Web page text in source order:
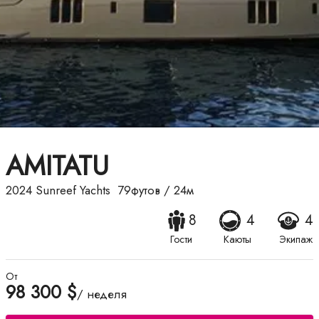
AMITATU
2024 Sunreef Yachts 79футов / 24м
8
Гости
4
Каюты
4
Экипаж
От
98 300 $/ неделя